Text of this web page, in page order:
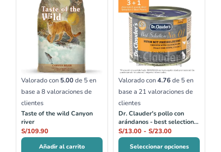
Valorado con 5.00de 5 en
base a 8valoraciones de
clientes
Taste of the wild Canyon
river
S/109.90
Añadir al carrito
Valorado con4.76de 5 en
base a 21 valoraciones de
clientes
Dr. Clauder's pollo con
arándanos - best selection
no.01
S/13.00 - S/23.00
de
precios:
desde
S/13.00
hasta
S/23.00
Seleccionar opciones